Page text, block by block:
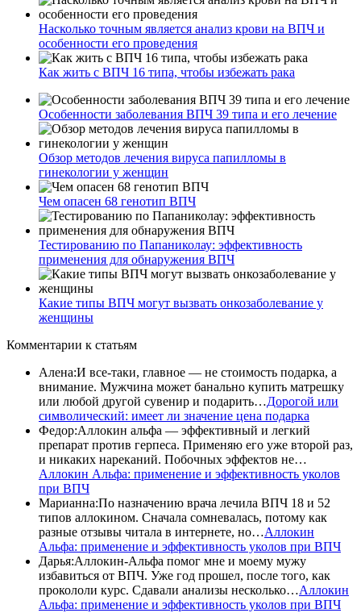
Насколько точным является анализ крови на ВПЧ и
особенности его проведения
Как жить с ВПЧ 16 типа, чтобы избежать рака
Особенности заболевания ВПЧ 39 типа и его лечение
Обзор методов лечения вируса папилломы в
гинекологии у женщин
Чем опасен 68 генотип ВПЧ
Тестированию по Папаниколау: эффективность
применения для обнаружения ВПЧ
Какие типы ВПЧ могут вызвать онкозаболевание у
женщины
Комментарии к статьям
Алена:И все-таки, главное — не стоимость подарка, а
внимание. Мужчина может банально купить матрешку
или любой другой сувенир и подарить…Дорогой или
символический: имеет ли значение цена подарка
Федор:Аллокин альфа — эффективный и легкий
препарат против герпеса. Применяю его уже второй раз,
и никаких нареканий. Побочных эффектов не…
Аллокин Альфа: применение и эффективность уколов
при ВПЧ
Марианна:По назначению врача лечила ВПЧ 18 и 52
типов аллокином. Сначала сомневалась, потому как
разные отзывы читала в интернете, но…Аллокин
Альфа: применение и эффективность уколов при ВПЧ
Дарья:Аллокин-Альфа помог мне и моему мужу
избавиться от ВПЧ. Уже год прошел, после того, как
прокололи курс. Сдавали анализы несколько…Аллокин
Альфа: применение и эффективность уколов при ВПЧ